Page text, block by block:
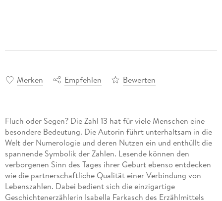
Merken Empfehlen Bewerten
Fluch oder Segen? Die Zahl 13 hat für viele Menschen eine
besondere Bedeutung. Die Autorin führt unterhaltsam in die
Welt der Numerologie und deren Nutzen ein und enthüllt die
spannende Symbolik der Zahlen. Lesende können den
verborgenen Sinn des Tages ihrer Geburt ebenso entdecken
wie die partnerschaftliche Qualität einer Verbindung von
Lebenszahlen. Dabei bedient sich die einzigartige
Geschichtenerzählerin Isabella Farkasch des Erzählmittels